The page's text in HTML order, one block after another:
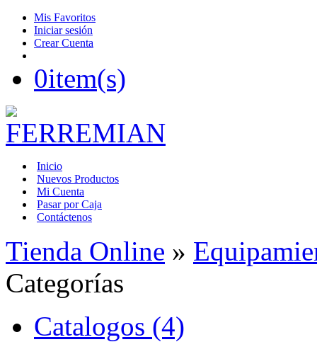
Mis Favoritos
Iniciar sesión
Crear Cuenta
0item(s)
Inicio
Nuevos Productos
Mi Cuenta
Pasar por Caja
Contáctenos
Tienda Online »
Categorías
Catalogos (4)